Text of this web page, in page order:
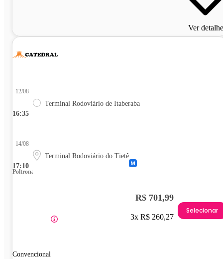
Ver
16:35
12/08
Terminal Rodoviário de Itaberaba
17:10
14/08
Terminal Rodoviário do Tietê
Poltrona
Convencional
R$ 701,99
3x R$ 260,27
Selecionar